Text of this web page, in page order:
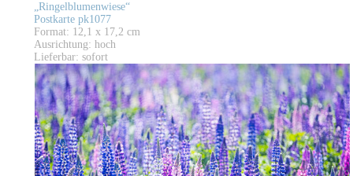
„Ringelblumenwiese“
Postkarte pk1077
Format: 12,1 x 17,2 cm
Ausrichtung: hoch
Lieferbar: sofort